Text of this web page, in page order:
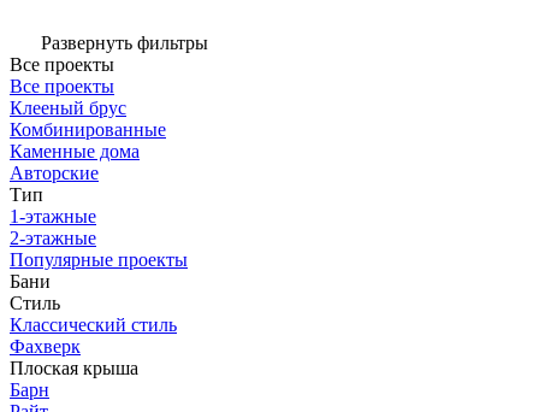
Развернуть фильтры
Все проекты
Все проекты
Клееный брус
Комбинированные
Каменные дома
Авторские
Тип
1-этажные
2-этажные
Популярные проекты
Бани
Стиль
Классический стиль
Фахверк
Плоская крыша
Барн